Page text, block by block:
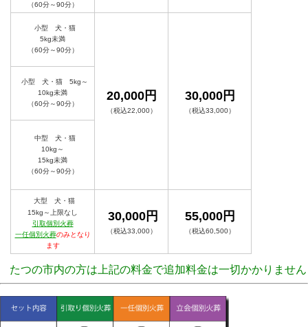
（60分～90分）
小型 犬・猫
5kg未満
（60分～90分）
20,000円
（税込22,000）
30,000円
（税込33,000）
小型 犬・猫 5kg～
10kg未満
（60分～90分）
中型 犬・猫
10kg～
15kg未満
（60分～90分）
大型 犬・猫
15kg～上限なし
引取個別火葬
一任個別火葬のみとなり
ます
30,000円
（税込33,000）
55,000円
（税込60,500）
たつの市内の方は上記の料金で追加料金は一切かかりません